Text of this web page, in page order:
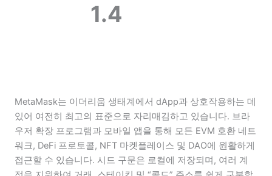
1.4
MetaMask는 이더리움 생태계에서 dApp과 상호작용하는 데
있어 여전히 최고의 표준으로 자리매김하고 있습니다. 브라
우저 확장 프로그램과 모바일 앱을 통해 모든 EVM 호환 네트
워크, DeFi 프로토콜, NFT 마켓플레이스 및 DAO에 원활하게
접근할 수 있습니다. 시드 구문은 로컬에 저장되며, 여러 계